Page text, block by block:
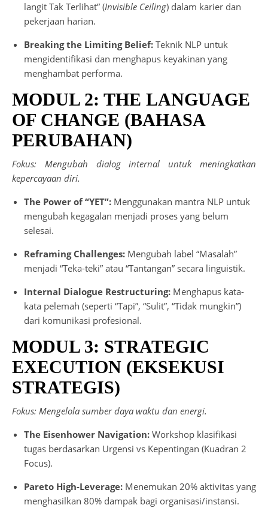
langit Tak Terlihat” (Invisible Ceiling) dalam karier dan
pekerjaan harian.
Breaking the Limiting Belief: Teknik NLP untuk
mengidentifikasi dan menghapus keyakinan yang
menghambat performa.
MODUL 2: THE LANGUAGE
OF CHANGE (BAHASA
PERUBAHAN)
Fokus: Mengubah dialog internal untuk meningkatkan
kepercayaan diri.
The Power of “YET”: Menggunakan mantra NLP untuk
mengubah kegagalan menjadi proses yang belum
selesai.
Reframing Challenges: Mengubah label “Masalah”
menjadi “Teka-teki” atau “Tantangan” secara linguistik.
Internal Dialogue Restructuring: Menghapus kata-
kata pelemah (seperti “Tapi”, “Sulit”, “Tidak mungkin”)
dari komunikasi profesional.
MODUL 3: STRATEGIC
EXECUTION (EKSEKUSI
STRATEGIS)
Fokus: Mengelola sumber daya waktu dan energi.
The Eisenhower Navigation: Workshop klasifikasi
tugas berdasarkan Urgensi vs Kepentingan (Kuadran 2
Focus).
Pareto High-Leverage: Menemukan 20% aktivitas yang
menghasilkan 80% dampak bagi organisasi/instansi.